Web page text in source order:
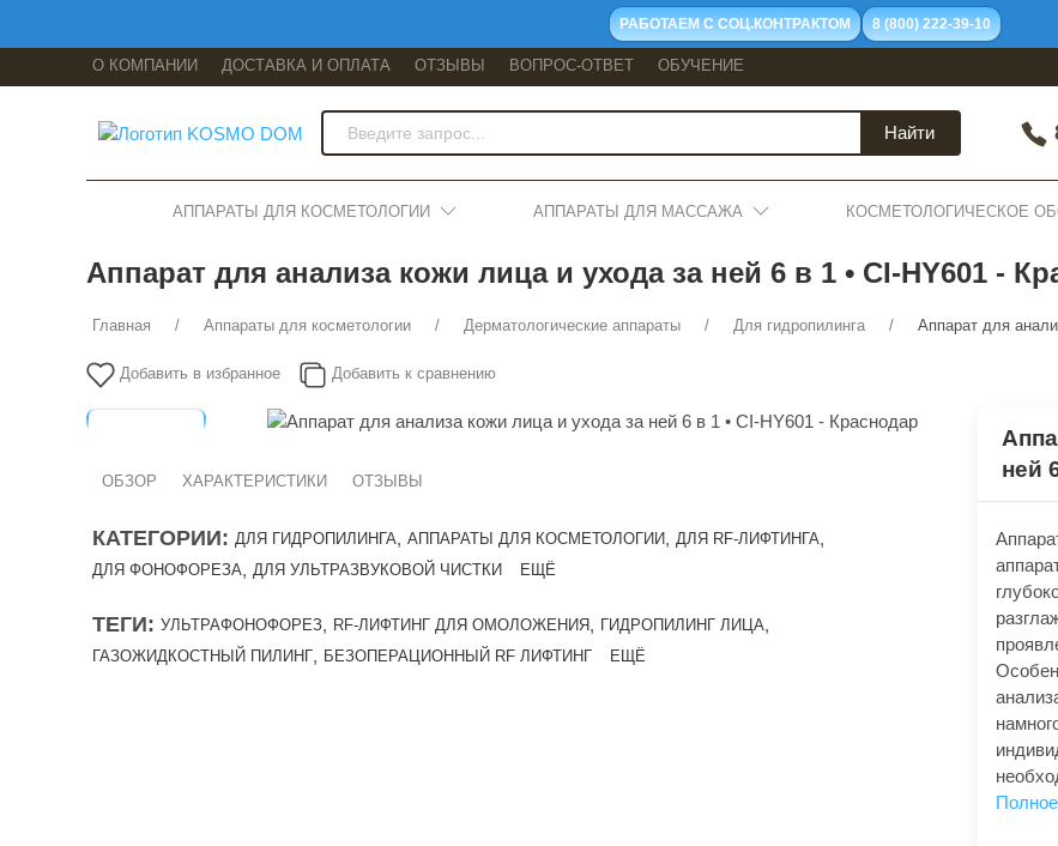
РАБОТАЕМ С СОЦ.КОНТРАКТОМ 8 (800) 222-39-10
О КОМПАНИИ ДОСТАВКА И ОПЛАТА ОТЗЫВЫ ВОПРОС-ОТВЕТ ОБУЧЕНИЕ
Найти
АППАРАТЫ ДЛЯ КОСМЕТОЛОГИИ АППАРАТЫ ДЛЯ МАССАЖА КОСМЕТОЛОГИЧЕСКОЕ
Аппарат для анализа кожи лица и ухода за ней 6 в 1 • CI-HY601 -
Главная Аппараты для косметологии Дерматологические аппараты Для гидропилинга Аппарат для
Добавить в избранное Добавить к сравнению
ОБЗОР ХАРАКТЕРИСТИКИ ОТЗЫВЫ
КАТЕГОРИИ: ДЛЯ ГИДРОПИЛИНГА, АППАРАТЫ ДЛЯ КОСМЕТОЛОГИИ, ДЛЯ RF-ЛИФТИНГА,
ДЛЯ ФОНОФОРЕЗА, ДЛЯ УЛЬТРАЗВУКОВОЙ ЧИСТКИ ЕЩЁ
ТЕГИ: УЛЬТРАФОНОФОРЕЗ, RF-ЛИФТИНГ ДЛЯ ОМОЛОЖЕНИЯ , ГИДРОПИЛИНГ ЛИЦА,
ГАЗОЖИДКОСТНЫЙ ПИЛИНГ, БЕЗОПЕРАЦИОННЫЙ RF ЛИФТИНГ ЕЩЁ
ней